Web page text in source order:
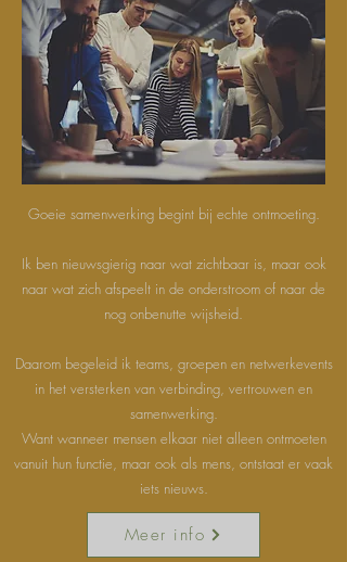
Goeie samenwerking begint bij echte ontmoeting.
Ik ben nieuwsgierig naar wat zichtbaar is, maar ook
naar wat zich afspeelt in de onderstroom of naar de
nog onbenutte wijsheid.
Daarom begeleid ik teams, groepen en netwerkevents
in het versterken van verbinding, vertrouwen en
samenwerking.
Want wanneer mensen elkaar niet alleen ontmoeten
vanuit hun functie, maar ook als mens, ontstaat er vaak
iets nieuws.
Meer info